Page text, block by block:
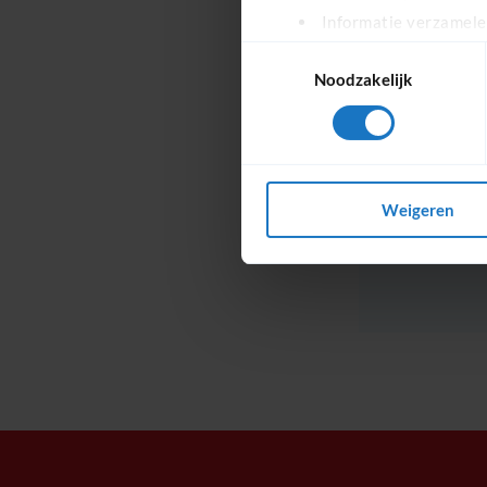
Informatie
Lees meer over hoe uw
toestemming op elk
websiteverkeer te
media, adverteren en
verstrekt of die ze hebben
Noodzakelijk
Weigeren